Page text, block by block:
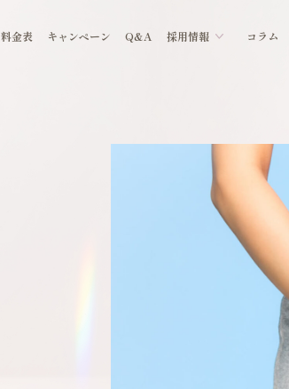
料金表 キャンペーン Q&A 採用情報 コラム